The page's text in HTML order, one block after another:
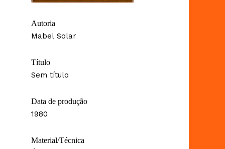
Autoria
Mabel Solar
Título
Sem título
Data de produção
1980
Material/Técnica